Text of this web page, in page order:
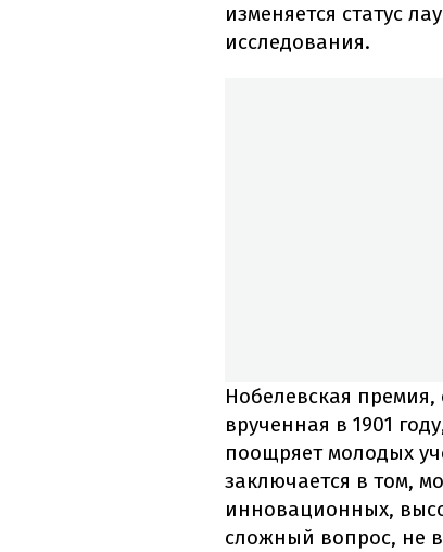
изменяется статус
исследования.
Нобелевская
врученная в 1901
поощряет молодых
заключается в том,
инновационных,
сложный вопрос, не